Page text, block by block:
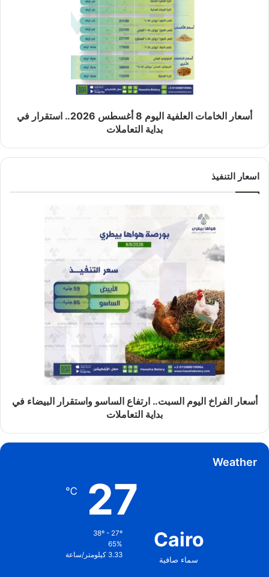
أسعار الخامات العلفية اليوم 8 أغسطس 2026.. استقرار في
بداية التعاملات
اسعار التنفيذ
أسعار الفراخ اليوم السبت.. ارتفاع الساسو واستقرار البيضاء في
بداية التعاملات
Weather
Cairo
سماء صافية
27
℃
38º - 27º
65%
3.33 كيلومتر/ساعة